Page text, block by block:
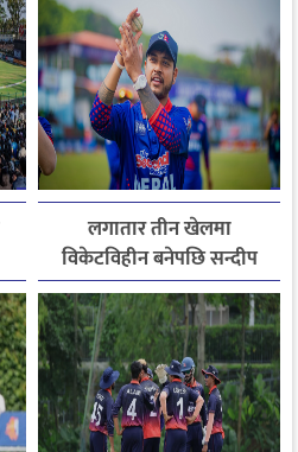
लगातार तीन खेलमा
विकेटविहीन बनेपछि सन्दीप
पहिलोपटक प्लेइङ-११ बाट
बाहिर